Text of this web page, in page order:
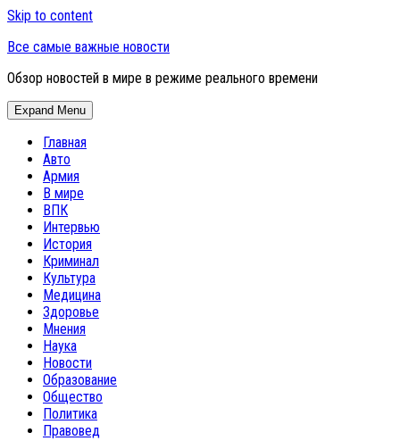
Skip to content
Все самые важные новости
Обзор новостей в мире в режиме реального времени
Expand Menu
Главная
Авто
Армия
В мире
ВПК
Интервью
История
Криминал
Культура
Медицина
Здоровье
Мнения
Наука
Новости
Образование
Общество
Политика
Правовед